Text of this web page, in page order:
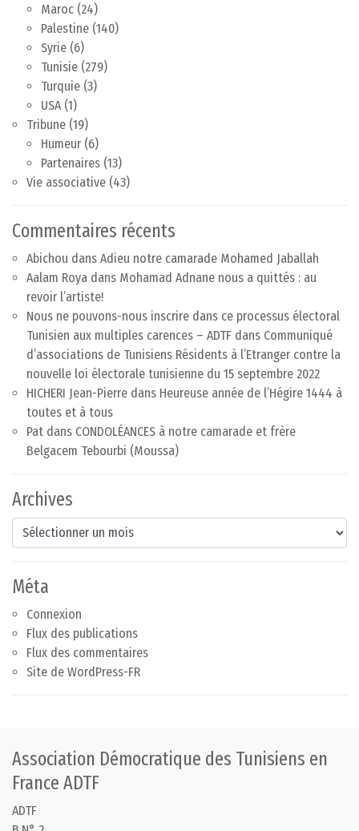
Maroc (24)
Palestine (140)
Syrie (6)
Tunisie (279)
Turquie (3)
USA(1)
Tribune (19)
Humeur (6)
Partenaires (13)
Vie associative (43)
Commentaires récents
Abichou dans Adieu notre camarade Mohamed Jaballah
Aalam Roya dans Mohamad Adnane nous a quittés : au
revoir l’artiste!
Nous ne pouvons-nous inscrire dans ce processus électoral
Tunisien aux multiples carences – ADTF dans Communiqué
d’associations de Tunisiens Résidents à l’Etranger contre la
nouvelle loi électorale tunisienne du 15 septembre 2022
HICHERI Jean-Pierre dans Heureuse année de l’Hégire 1444 à
toutes et à tous
Pat dans CONDOLÉANCES à notre camarade et frère
Belgacem Tebourbi (Moussa)
Archives
Archives
Méta
Connexion
Flux des publications
Flux des commentaires
Site de WordPress-FR
Association Démocratique des Tunisiens en
France ADTF
ADTF